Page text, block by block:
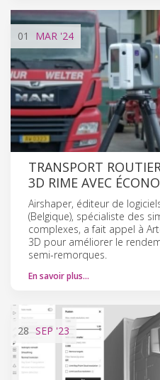
01 MAR '24
TRANSPORT
3D RIME AVEC
Airshaper, éditeur de
(Belgique), spécialiste des
complexes, a fait appel à
3D pour améliorer le
semi-remorques.
En savoir plus…
28 SEP '23